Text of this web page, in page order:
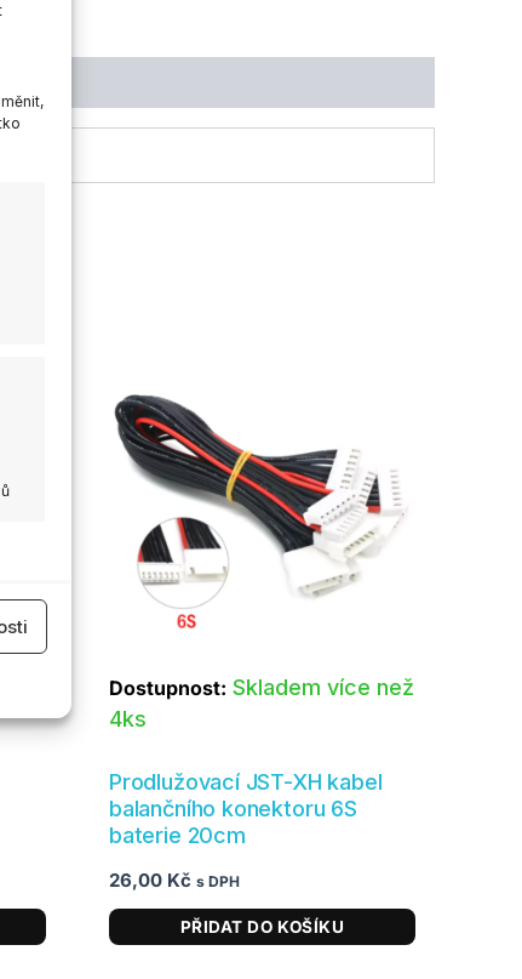
Dostupnost: Skladem více než
4ks
Prodlužovací JST-XH kabel
balančního konektoru 6S
baterie 20cm
26,00 Kč s DPH
PŘIDAT DO KOŠÍKU